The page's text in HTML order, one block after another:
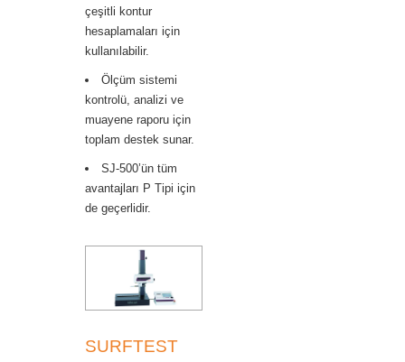
çeşitli kontur
hesaplamaları için
kullanılabilir.
Ölçüm sistemi
kontrolü, analizi ve
muayene raporu için
toplam destek sunar.
SJ-500’ün tüm
avantajları P Tipi için
de geçerlidir.
SURFTEST